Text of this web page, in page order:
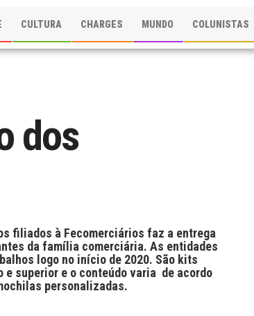
CULTURA CHARGES MUNDO COLUNISTAS
dos
filiados à Fecomerciários faz a entrega
da família comerciária. As entidades
logo no início de 2020. São kits
superior e o conteúdo varia de acordo
personalizadas.